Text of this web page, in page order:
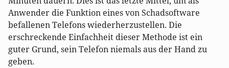
Anwender die Funktion eines von Schadsoftware
befallenen Telefons wiederherzustellen. Die
erschreckende Einfachheit dieser Methode ist ein
guter Grund, sein Telefon niemals aus der Hand zu
geben.